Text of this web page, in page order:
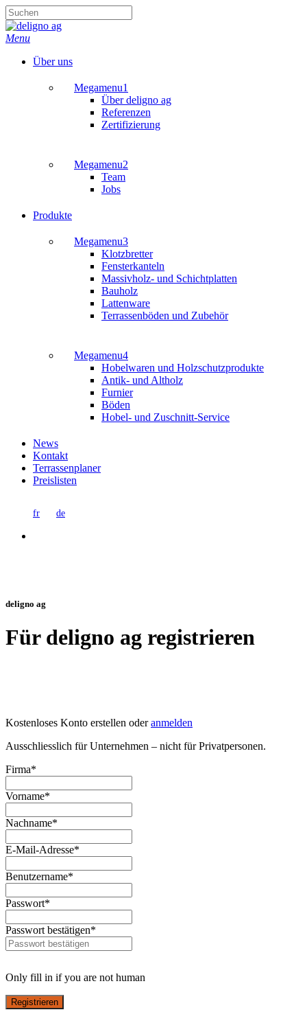
Skip
to
main
Close
Search
search
Menu
Über uns
Megamenu1
Über deligno ag
Referenzen
Zertifizierung
Megamenu2
Team
Jobs
Produkte
Megamenu3
Klotzbretter
Fensterkanteln
Massivholz- und Schichtplatten
Bauholz
Lattenware
Terrassenböden und Zubehör
Megamenu4
Hobelwaren und Holzschutzprodukte
Antik- und Altholz
Furnier
Böden
Hobel- und Zuschnitt-Service
News
Kontakt
Terrassenplaner
Preislisten
fr de
deligno ag
Für deligno ag registrieren
Kostenloses Konto erstellen oderanmelden
Ausschliesslich für Unternehmen – nicht für Privatpersonen.
Firma*
Vorname*
Nachname*
E-Mail-Adresse*
Benutzername*
Passwort*
Passwort bestätigen*
Only fill in if you are not human